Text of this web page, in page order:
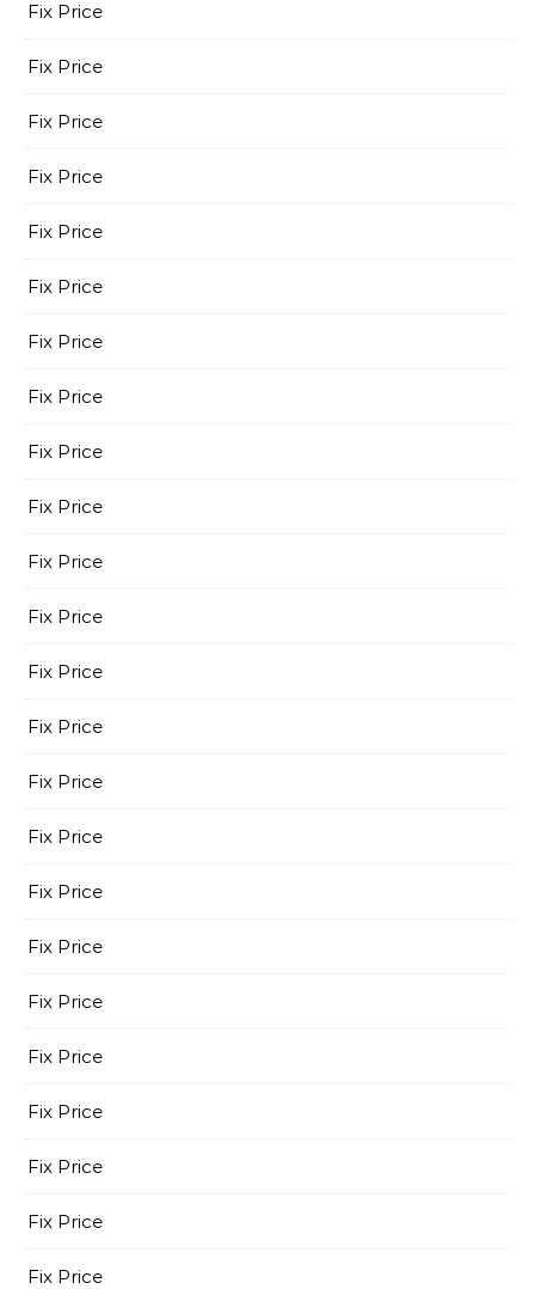
Fix Price
Fix Price
Fix Price
Fix Price
Fix Price
Fix Price
Fix Price
Fix Price
Fix Price
Fix Price
Fix Price
Fix Price
Fix Price
Fix Price
Fix Price
Fix Price
Fix Price
Fix Price
Fix Price
Fix Price
Fix Price
Fix Price
Fix Price
Fix Price